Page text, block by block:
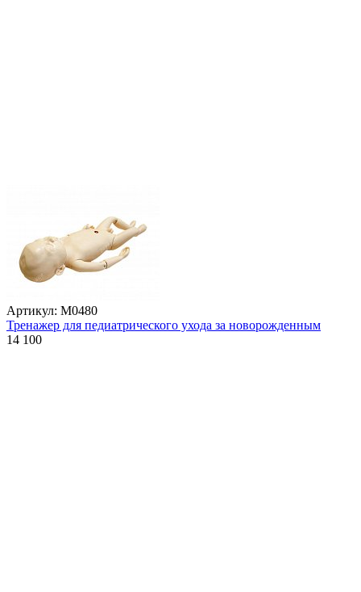
Артикул: М0480
Тренажер для педиатрического ухода за новорожденным
14 100